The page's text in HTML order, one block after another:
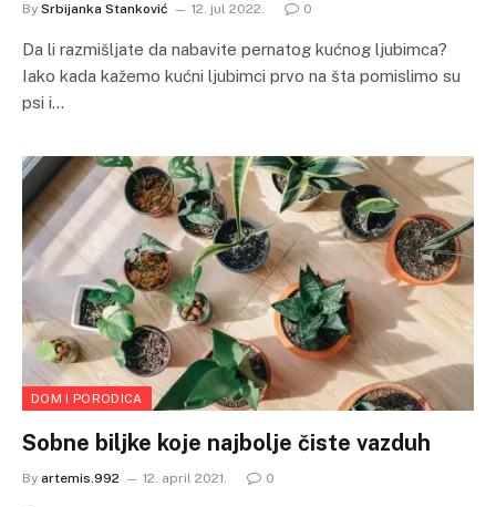
By Srbijanka Stanković 12. jul 2022. 0
Da li razmišljate da nabavite pernatog kućnog ljubimca?
Iako kada kažemo kućni ljubimci prvo na šta pomislimo su
psi i…
DOM I PORODICA
Sobne biljke koje najbolje čiste vazduh
By artemis.992 12. april 2021. 0